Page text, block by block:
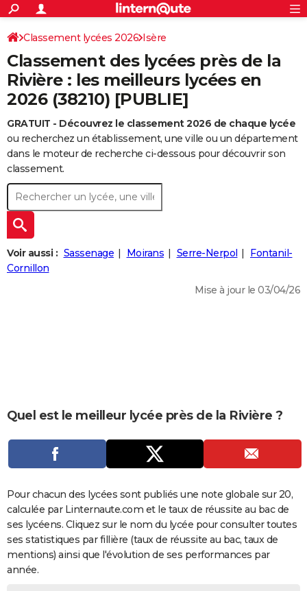
ACTUALITÉS
Politique
Société
Faits Divers
Education
Monde
Villes
+
SPORT
Coupe du monde 2026
Football
Tennis
Cyclisme
Rugby
Forum
CULTURE
Programme TV
TNT
Streaming
Cinéma
Sorties cinéma
Musique
+
FINANCE
Retraite
Impôts
Epargne
Immobilier
Risques naturels par ville
Banque
Assurance
Crédit
AUTO
Essais
Réserver un essai
Citadines
Berlines
SUV
Forum auto
+
HIGH-TECH
BRICOLAGE
Forum
Aménagement intérieur
Extérieur
Cuisine
Salle de bains
Jardinage
Rangement
+WEEK-END
Guides de France
Escapades
Patrimoine
Expositions
Musées
Week-end nature
+
LIFESTYLE
Art de vivre
Bien-être
Loisirs
Mode
Modes de vie
+SANTE
Dictionnaire
Biographies
Expressions
Proverbes
PROGRAMME TV
COPAINS D'AVANT
S'inscrire
Se connecter
Lycées
Collèges
Primaires
Universités
Entreprises
Service militaire
Avis de recherche
AVIS DE DÉCÈS
FORUM
Bricolage
Lifestyle
Culture
Sport
Auto
Television
Voyage
Cinema
S'inscrire
Connexion
Classement lycées 2026 Isère
Classement des lycées près de la
Rivière : les meilleurs lycées en
2026 (38210) [PUBLIE]
GRATUIT - Découvrez le classement 2026 de chaque lycée
ou recherchez un établissement, une ville ou un département
dans le moteur de recherche ci-dessous pour découvrir son
classement.
Voir aussi : Sassenage Moirans Serre-Nerpol
Fontanil-
Cornillon
Mise à jour le 03/04/26
Quel est le meilleur lycée près de la Rivière ?
Pour chacun des lycées sont publiés une note globale sur 20,
calculée par Linternaute.com et le taux de réussite au bac de
ses lycéens. Cliquez sur le nom du lycée pour consulter toutes
ses statistiques par fillière (taux de réussite au bac, taux de
mentions) ainsi que l'évolution de ses performances par
année.